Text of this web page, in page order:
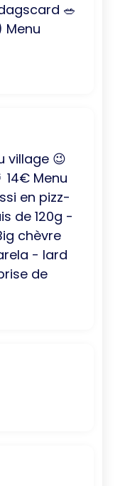
🥗
Menu
village 😉
Menu
en pizz-
de 120g -
chèvre
- lard
de